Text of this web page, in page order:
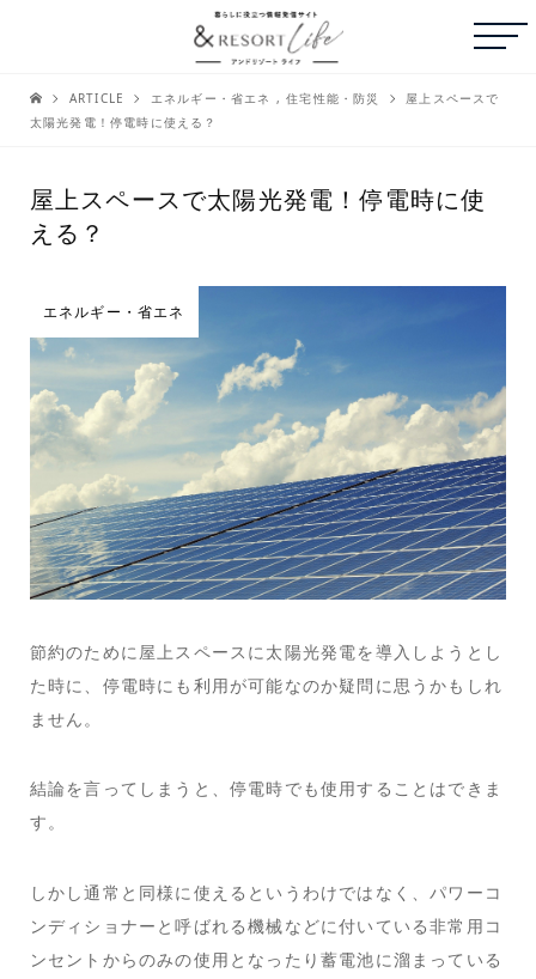
ARTICLE エネルギー・省エネ ,住宅性能・防災
屋上スペースで
太陽光発電！停電時に使える？
屋上スペースで太陽光発電！停電時に使
える？
エネルギー・省エネ
節約のために屋上スペースに太陽光発電を導入しようとし
た時に、停電時にも利用が可能なのか疑問に思うかもしれ
ません。
結論を言ってしまうと、停電時でも使用することはできま
す。
しかし通常と同様に使えるというわけではなく、パワーコ
ンディショナーと呼ばれる機械などに付いている非常用コ
ンセントからのみの使用となったり蓄電池に溜まっている